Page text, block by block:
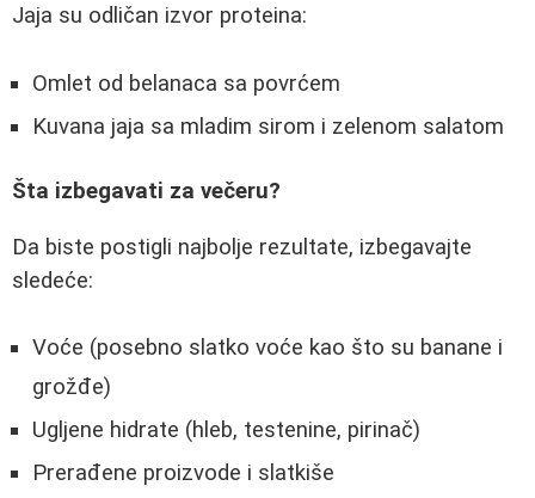
Jaja su odličan izvor proteina:
Omlet od belanaca sa povrćem
Kuvana jaja sa mladim sirom i zelenom salatom
Šta izbegavati za večeru?
Da biste postigli najbolje rezultate, izbegavajte
sledeće:
Voće (posebno slatko voće kao što su banane i
grožđe)
Ugljene hidrate (hleb, testenine, pirinač)
Prerađene proizvode i slatkiše